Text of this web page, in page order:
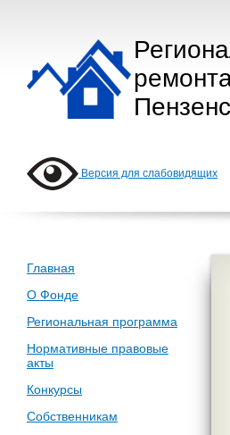
Версия для слабовидящих
Главная
О Фонде
Региональная программа
Нормативные правовые
акты
Конкурсы
Собственникам